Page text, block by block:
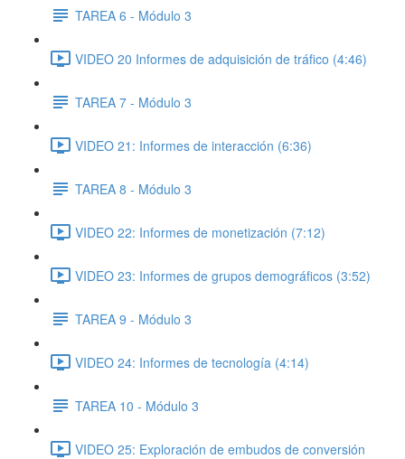
TAREA 6 - Módulo 3
VIDEO 20 Informes de adquisición de tráfico (4:46)
TAREA 7 - Módulo 3
VIDEO 21: Informes de interacción (6:36)
TAREA 8 - Módulo 3
VIDEO 22: Informes de monetización (7:12)
VIDEO 23: Informes de grupos demográficos (3:52)
TAREA 9 - Módulo 3
VIDEO 24: Informes de tecnología (4:14)
TAREA 10 - Módulo 3
VIDEO 25: Exploración de embudos de conversión